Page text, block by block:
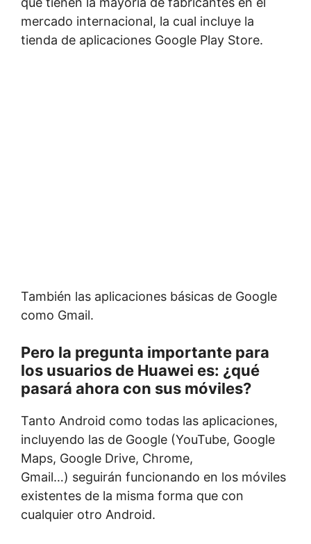
mercado internacional, la cual incluye la
tienda de aplicaciones Google Play Store.
También las aplicaciones básicas de Google
como Gmail.
Pero la pregunta importante para
los usuarios de Huawei es: ¿qué
pasará ahora con sus móviles?
Tanto Android como todas las aplicaciones,
incluyendo las de Google (YouTube, Google
Maps, Google Drive, Chrome,
Gmail…) seguirán funcionando en los móviles
existentes de la misma forma que con
cualquier otro Android.